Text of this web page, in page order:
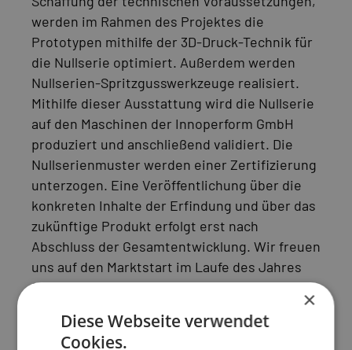
werden im Rahmen des Projektes die
Prototypen mithilfe der 3D-Druck-Technik für
die Nullserie optimiert. Außerdem werden
Nullserien-Spritzgusswerkzeuge realisiert.
Mithilfe dieser Ausstattung wird die Nullserie
auf den Maschinen der Innoperform GmbH
produziert und anschließend validiert. Die
Nullserienmuster werden einer Zertifizierung
unterzogen. Eine Veröffentlichung über die
konkreten Inhalte der Erfindung und über das
zukünftige Produkt erfolgt erst nach
Abschluss der Gesamtentwicklung. Wir freuen
uns auf den Marktstart im Laufe des Jahres
2025.
ZIEL DES VORHABENS
×
Diese Webseite verwendet
Cookies.